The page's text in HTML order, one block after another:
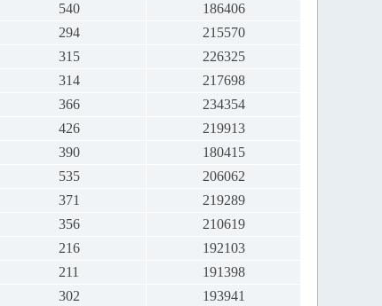
540
186406
294
215570
315
226325
314
217698
366
234354
426
219913
390
180415
535
206062
371
219289
356
210619
216
192103
211
191398
302 193941